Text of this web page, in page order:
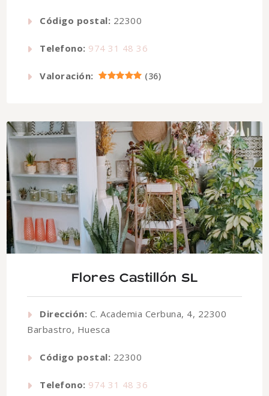
Código postal: 22300
Telefono: 974 31 48 36
Valoración: (36)
Flores Castillón SL
Dirección: C. Academia Cerbuna, 4, 22300
Barbastro, Huesca
Código postal: 22300
Telefono: 974 31 48 36